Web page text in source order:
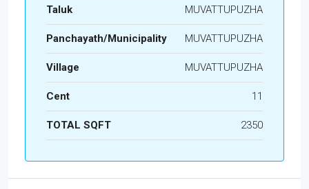
Taluk MUVATTUPUZHA
Panchayath/Municipality MUVATTUPUZHA
Village MUVATTUPUZHA
Cent 11
TOTAL SQFT 2350